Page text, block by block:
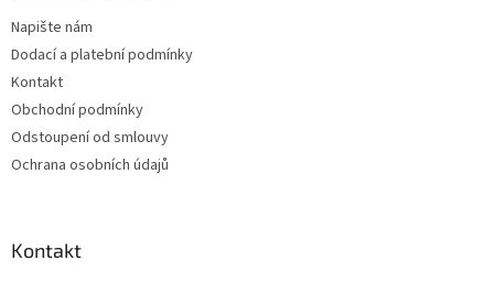
Napište nám
Dodací a platební podmínky
Kontakt
Obchodní podmínky
Odstoupení od smlouvy
Ochrana osobních údajů
Kontakt